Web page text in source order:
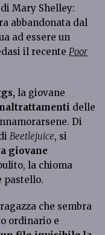
di Mary Shelley:
abbandonata dal
ad essere un
il recente Poor
la giovane
delle
Di
Beetlejuice, si
giovane
la chioma
pastello.
che sembra
ordinario e